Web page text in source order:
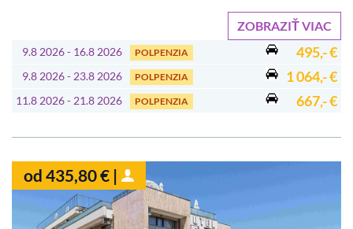
ZOBRAZIŤ VIAC
9.8 2026 - 16.8 2026 POLPENZIA 495,- €
9.8 2026 - 23.8 2026 POLPENZIA 1 064,- €
11.8 2026 - 21.8 2026 POLPENZIA 667,- €
od 435,80 € |